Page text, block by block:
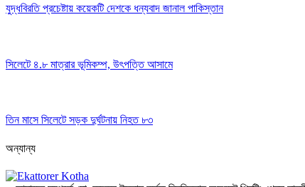
যুদ্ধবিরতি প্রচেষ্টায় কয়েকটি দেশকে ধন্যবাদ জানাল পাকিস্তান
সিলেটে ৪.৮ মাত্রার ভূমিকম্প, উৎপত্তি আসামে
তিন মাসে সিলেটে সড়ক দুর্ঘটনায় নিহত ৮৩
অন্যান্য